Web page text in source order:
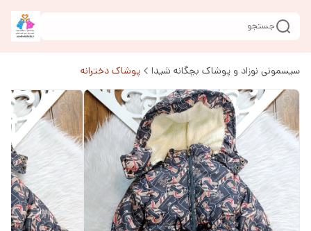
جستجو
سیسمونی نوزاد و پوشاک بچگانه شیدا پوشاک دخترانه